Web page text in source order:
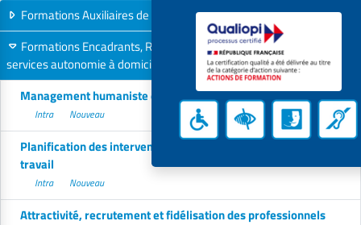
Formations Auxiliaires de Vie Sociale en SAAD 13 formations
Formations Encadrants, Responsables de Secteur dans les
services autonomie à domicile
6 formations
Management humaniste et leadership de proximité
Intra Nouveau
Planification des interventions et cadre réglementaire du
travail
Intra Nouveau
Attractivité, recrutement et fidélisation des professionnels